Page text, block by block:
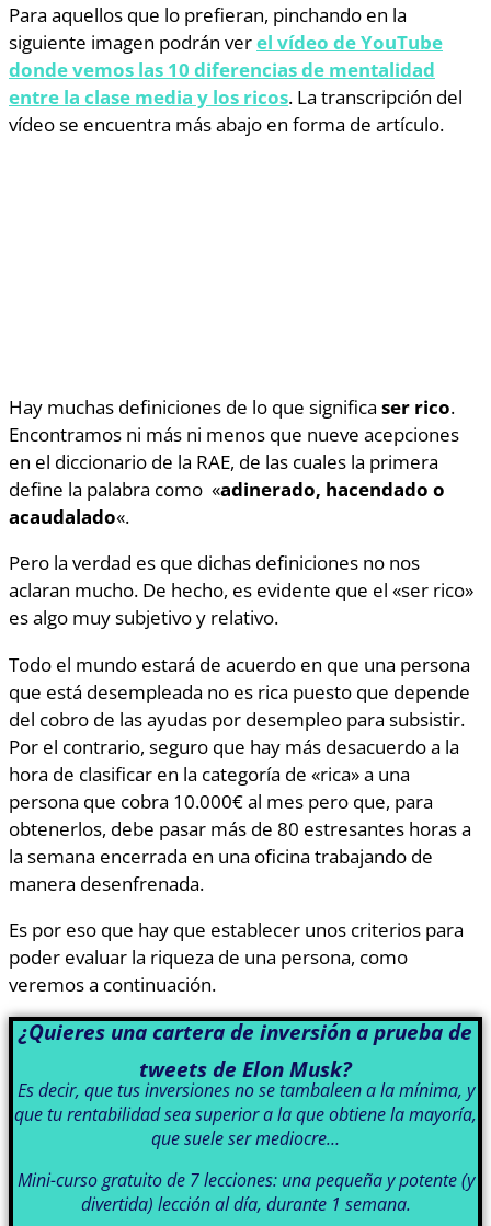
Para aquellos que lo prefieran, pinchando en la
siguiente imagen podrán verel vídeo de YouTube
donde vemos las 10 diferencias de mentalidad
entre la clase media y los ricos. La transcripción del
vídeo se encuentra más abajo en forma de artículo.
Hay muchas definiciones de lo que significa ser rico.
Encontramos ni más ni menos que nueve acepciones
en el diccionario de la RAE, de las cuales la primera
define la palabra como «adinerado, hacendado o
acaudalado«.
Pero la verdad es que dichas definiciones no nos
aclaran mucho. De hecho, es evidente que el «ser rico»
es algo muy subjetivo y relativo.
Todo el mundo estará de acuerdo en que una persona
que está desempleada no es rica puesto que depende
del cobro de las ayudas por desempleo para subsistir.
Por el contrario, seguro que hay más desacuerdo a la
hora de clasificar en la categoría de «rica» a una
persona que cobra 10.000€ al mes pero que, para
obtenerlos, debe pasar más de 80 estresantes horas a
la semana encerrada en una oficina trabajando de
manera desenfrenada.
Es por eso que hay que establecer unos criterios para
poder evaluar la riqueza de una persona, como
veremos a continuación.
¿Quieres una cartera de inversión a prueba de
tweets de Elon Musk?
Es decir, que tus inversiones no se tambaleen a la mínima, y
que tu rentabilidad sea superior a la que obtiene la mayoría,
que suele ser mediocre…
Mini-curso gratuito de 7 lecciones: una pequeña y potente (y
divertida) lección al día, durante 1 semana.